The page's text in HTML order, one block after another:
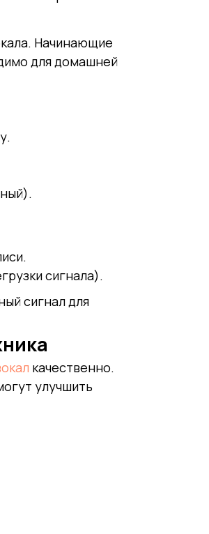
Начинающие
для домашней
сигнала).
сигнал для
качественно.
улучшить